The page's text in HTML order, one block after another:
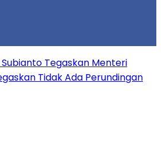
Tegaskan Menteri
Tidak Ada Perundingan